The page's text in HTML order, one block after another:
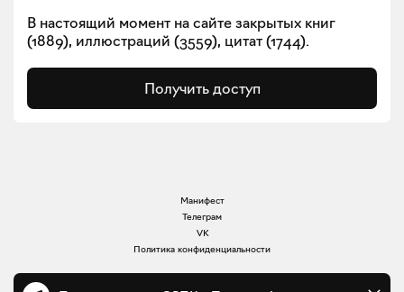
В настоящий момент на сайте закрытых книг
(1889), иллюстраций (3559), цитат (1744).
Получить доступ
Манифест
Телеграм
VK
Политика конфиденциальности